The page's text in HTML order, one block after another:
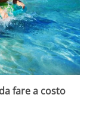
fare a costo